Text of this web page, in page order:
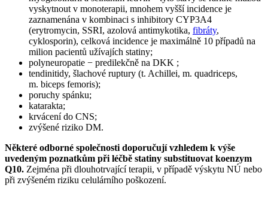
vyskytnout v monoterapii, mnohem vyšší incidence je
zaznamenána v kombinaci s inhibitory CYP3A4
(erytromycin, SSRI, azolová antimykotika, fibráty,
cyklosporin), celková incidence je maximálně 10 případů na
milion pacientů užívajích statiny;
polyneuropatie − predilekčně na DKK ;
tendinitidy, šlachové ruptury (t. Achillei, m. quadriceps,
m. biceps femoris);
poruchy spánku;
katarakta;
krvácení do CNS;
zvýšené riziko DM.
Některé odborné společnosti doporučují vzhledem k výše
uvedeným poznatkům při léčbě statiny substituovat koenzym
Q10. Zejména při dlouhotrvající terapii, v případě výskytu NÚ nebo
při zvýšeném riziku celulárního poškození.